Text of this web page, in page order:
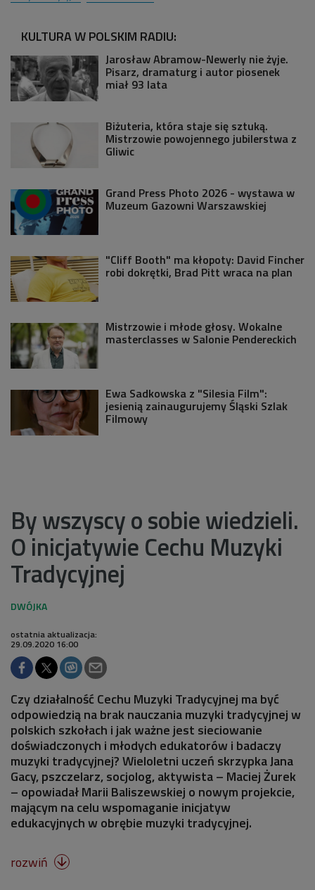
KULTURA W POLSKIM RADIU:
Jarosław Abramow-Newerly nie żyje.
Pisarz, dramaturg i autor piosenek
miał 93 lata
Biżuteria, która staje się sztuką.
Mistrzowie powojennego jubilerstwa z
Gliwic
Grand Press Photo 2026 - wystawa w
Muzeum Gazowni Warszawskiej
"Cliff Booth" ma kłopoty: David Fincher
robi dokrętki, Brad Pitt wraca na plan
Mistrzowie i młode głosy. Wokalne
masterclasses w Salonie Pendereckich
Ewa Sadkowska z "Silesia Film":
jesienią zainaugurujemy Śląski Szlak
Filmowy
By wszyscy o sobie wiedzieli.
O inicjatywie Cechu Muzyki
Tradycyjnej
ostatnia aktualizacja:
29.09.2020 16:00
Czy działalność Cechu Muzyki Tradycyjnej ma być
odpowiedzią na brak nauczania muzyki tradycyjnej w
polskich szkołach i jak ważne jest sieciowanie
doświadczonych i młodych edukatorów i badaczy
muzyki tradycyjnej? Wieloletni uczeń skrzypka Jana
Gacy, pszczelarz, socjolog, aktywista – Maciej Żurek
– opowiadał Marii Baliszewskiej o nowym projekcie,
mającym na celu wspomaganie inicjatyw
edukacyjnych w obrębie muzyki tradycyjnej.
rozwiń 